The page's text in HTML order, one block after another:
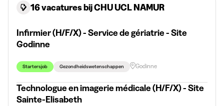
16 vacatures bij CHU UCL NAMUR
Infirmier (H/F/X) - Service de gériatrie - Site
Godinne
Startersjob Gezondheidswetenschappen Godinne
Technologue en imagerie médicale (H/F/X) - Site
Sainte-Elisabeth